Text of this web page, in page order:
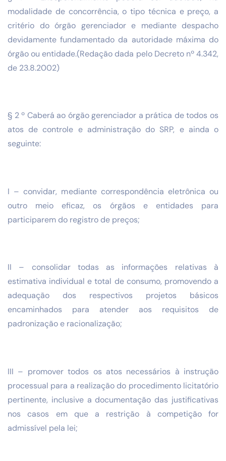
modalidade de concorrência, o tipo técnica e preço, a
critério do órgão gerenciador e mediante despacho
devidamente fundamentado da autoridade máxima do
órgão ou entidade.(Redação dada pelo Decreto nº 4.342,
de 23.8.2002)
§ 2 º Caberá ao órgão gerenciador a prática de todos os
atos de controle e administração do SRP, e ainda o
seguinte:
I – convidar, mediante correspondência eletrônica ou
outro meio eficaz, os órgãos e entidades para
participarem do registro de preços;
II – consolidar todas as informações relativas à
estimativa individual e total de consumo, promovendo a
adequação dos respectivos projetos básicos
encaminhados para atender aos requisitos de
padronização e racionalização;
III – promover todos os atos necessários à instrução
processual para a realização do procedimento licitatório
pertinente, inclusive a documentação das justificativas
nos casos em que a restrição à competição for
admissível pela lei;